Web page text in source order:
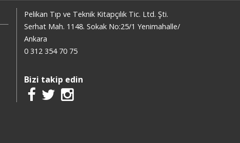
Pelikan Tıp ve Teknik Kitapçılık Tic. Ltd. Şti.
Serhat Mah. 1148. Sokak No:25/1 Yenimahalle/
Ankara
0 312 354 70 75
Bizi takip edin